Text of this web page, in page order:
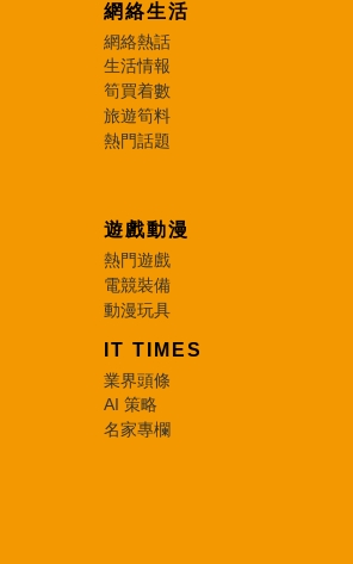
網絡生活
網絡熱話
生活情報
筍買着數
旅遊筍料
熱門話題
遊戲動漫
熱門遊戲
電競裝備
動漫玩具
IT TIMES
業界頭條
AI 策略
名家專欄